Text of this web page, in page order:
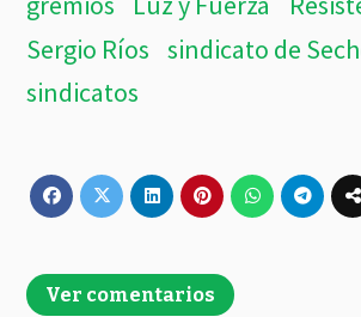
Sergio Ríos sindicato de
sindicatos
Ver comentarios